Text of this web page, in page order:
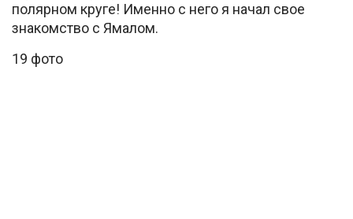
полярном круге! Именно с него я начал свое
знакомство с Ямалом.
19 фото